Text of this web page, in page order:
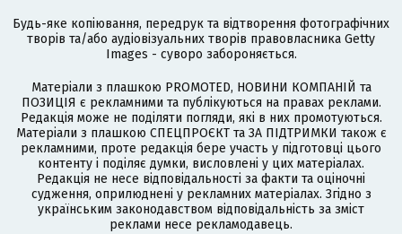
Будь-яке копіювання, передрук та відтворення фотографічних
творів та/або аудіовізуальних творів правовласника Getty
Images - суворо забороняється.
Матеріали з плашкою PROMOTED, НОВИНИ КОМПАНІЙ та
ПОЗИЦІЯ є рекламними та публікуються на правах реклами.
Редакція може не поділяти погляди, які в них промотуються.
Матеріали з плашкою СПЕЦПРОЄКТ та ЗА ПІДТРИМКИ також є
рекламними, проте редакція бере участь у підготовці цього
контенту і поділяє думки, висловлені у цих матеріалах.
Редакція не несе відповідальності за факти та оціночні
судження, оприлюднені у рекламних матеріалах. Згідно з
українським законодавством відповідальність за зміст
реклами несе рекламодавець.